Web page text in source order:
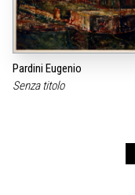
Pardini Eugenio
Senza titolo